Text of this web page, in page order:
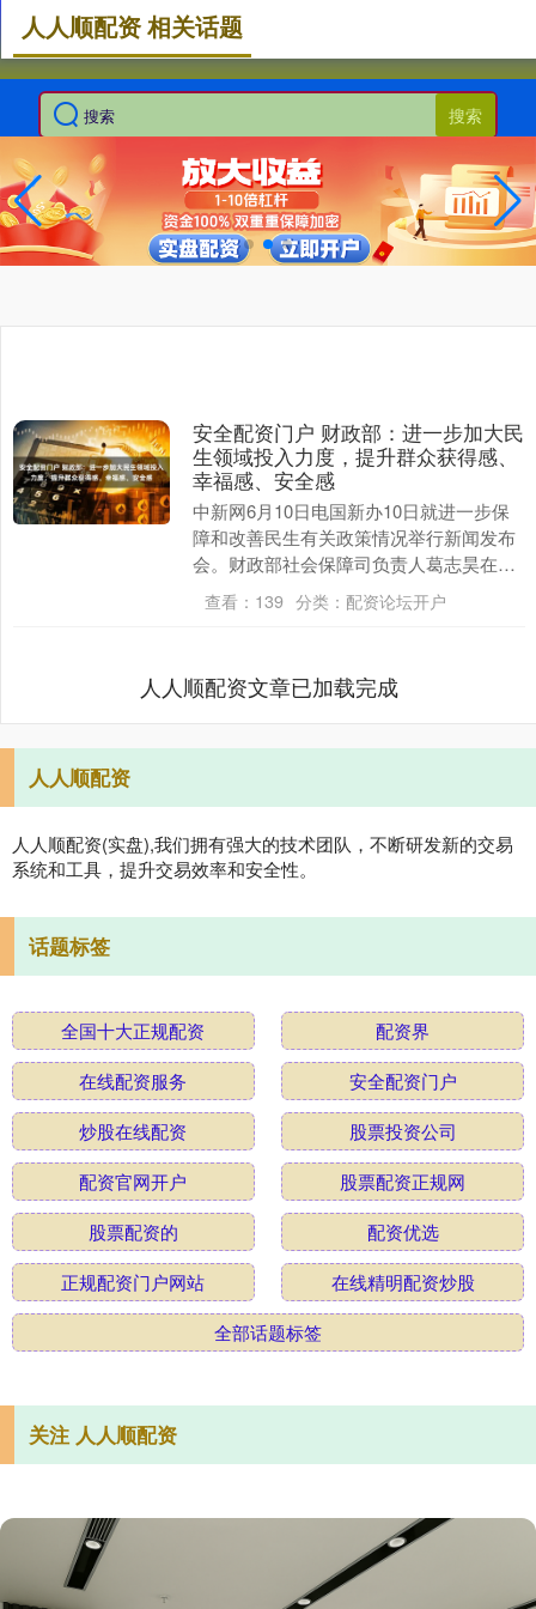
搜索
人人顺配资 相关话题
安全配资门户 财政部：进一步加大民
生领域投入力度，提升群众获得感、
幸福感、安全感
中新网6月10日电国新办10日就进一步保
障和改善民生有关政策情况举行新闻发布
会。财政部社会保障司负责人葛志昊在会
上答问表示，民生事业关系人民群众切身
利益，党中央....
查看： 139 分类： 配资论坛开户
人人顺配资文章已加载完成
人人顺配资
人人顺配资(实盘),我们拥有强大的技术团队，不断研发新的交易
系统和工具，提升交易效率和安全性。
话题标签
全国十大正规配资
配资界
在线配资服务
安全配资门户
炒股在线配资
股票投资公司
配资官网开户
股票配资正规网
股票配资的
配资优选
正规配资门户网站
在线精明配资炒股
全部话题标签
关注 人人顺配资